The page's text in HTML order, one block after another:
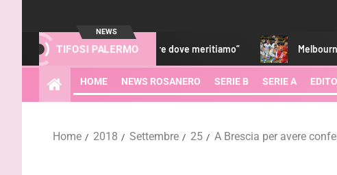
NEWS
TIFOSI PALERMO
per tornare dove meritiamo” Melbourne City-Palermo 0-
HOME NEWS ROSANERO SERIE B SERIE A
Home 2018 Settembre 25 A Brescia per avere